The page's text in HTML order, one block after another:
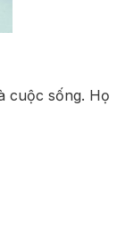
cuộc sống. Họ